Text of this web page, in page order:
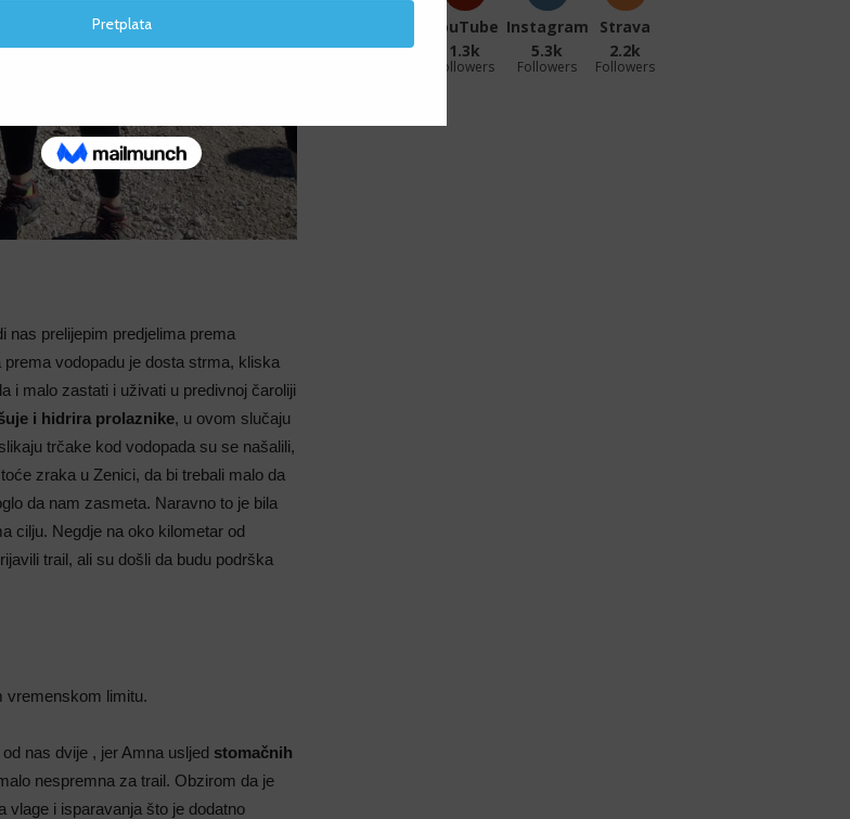
nas prelijepim predjelima prema
prema vodopadu je dosta strma, kliska
i malo zastati i uživati u predivnoj čaroliji
i hidrira prolaznike, u ovom slučaju
trčake kod vodopada su se našalili,
zraka u Zenici, da bi trebali malo da
da nam zasmeta. Naravno to je bila
cilju. Negdje na oko kilometar od
trail, ali su došli da budu podrška
vremenskom limitu.
nas dvije , jer Amna usljed stomačnih
nespremna za trail. Obzirom da je
vlage i isparavanja što je dodatno
27.1k
YouTube
1.3k
Followers
Instagram
5.3k
Followers
Strava
2.2k
Followers